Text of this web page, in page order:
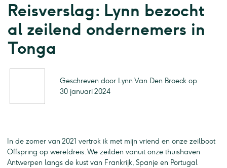
Reisverslag: Lynn bezocht
al zeilend ondernemers in
Tonga
Geschreven door Lynn Van Den Broeck op
30 januari 2024
In de zomer van 2021 vertrok ik met mijn vriend en onze zeilboot
Offspring op wereldreis. We zeilden vanuit onze thuishaven
Antwerpen langs de kust van Frankrijk, Spanje en Portugal